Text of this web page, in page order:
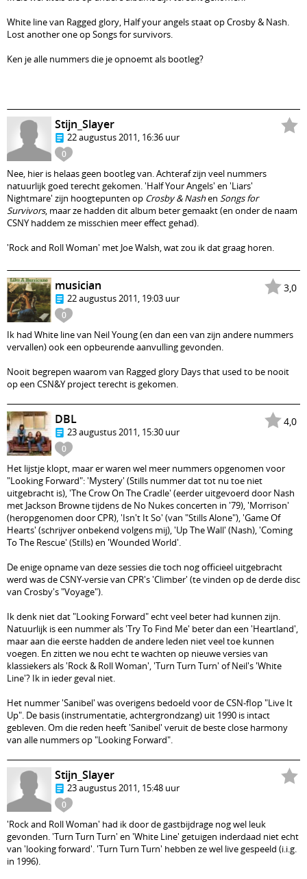
White line van Ragged glory, Half your angels staat op Crosby & Nash.
Lost another one op Songs for survivors.
Ken je alle nummers die je opnoemt als bootleg?
0
Stijn_Slayer
22 augustus 2011, 16:36 uur
Nee, hier is helaas geen bootleg van. Achteraf zijn veel nummers
natuurlijk goed terecht gekomen. 'Half Your Angels' en 'Liars'
Nightmare' zijn hoogtepunten op Crosby & Nashen Songs for
Survivors, maar ze hadden dit album beter gemaakt (en onder de naam
CSNY haddem ze misschien meer effect gehad).
'Rock and Roll Woman' met Joe Walsh, wat zou ik dat graag horen.
3,0
0
musician
22 augustus 2011, 19:03 uur
Ik had White line van Neil Young (en dan een van zijn andere nummers
vervallen) ook een opbeurende aanvulling gevonden.
Nooit begrepen waarom van Ragged glory Days that used to be nooit
op een CSN&Y project terecht is gekomen.
4,0
0
DBL
23 augustus 2011, 15:30 uur
Het lijstje klopt, maar er waren wel meer nummers opgenomen voor
"Looking Forward": 'Mystery' (Stills nummer dat tot nu toe niet
uitgebracht is), 'The Crow On The Cradle' (eerder uitgevoerd door Nash
met Jackson Browne tijdens de No Nukes concerten in '79), 'Morrison'
(heropgenomen door CPR), 'Isn't It So' (van "Stills Alone"), 'Game Of
Hearts' (schrijver onbekend volgens mij), 'Up The Wall' (Nash), 'Coming
To The Rescue' (Stills) en 'Wounded World'.
De enige opname van deze sessies die toch nog officieel uitgebracht
werd was de CSNY-versie van CPR's 'Climber' (te vinden op de derde disc
van Crosby's "Voyage").
Ik denk niet dat "Looking Forward" echt veel beter had kunnen zijn.
Natuurlijk is een nummer als 'Try To Find Me' beter dan een 'Heartland',
maar aan die eerste hadden de andere leden niet veel toe kunnen
voegen. En zitten we nou echt te wachten op nieuwe versies van
klassiekers als 'Rock & Roll Woman', 'Turn Turn Turn' of Neil's 'White
Line'? Ik in ieder geval niet.
Het nummer 'Sanibel' was overigens bedoeld voor de CSN-flop "Live It
Up". De basis (instrumentatie, achtergrondzang) uit 1990 is intact
gebleven. Om die reden heeft 'Sanibel' veruit de beste close harmony
van alle nummers op "Looking Forward".
0
Stijn_Slayer
23 augustus 2011, 15:48 uur
'Rock and Roll Woman' had ik door de gastbijdrage nog wel leuk
gevonden. 'Turn Turn Turn' en 'White Line' getuigen inderdaad niet echt
van 'looking forward'. 'Turn Turn Turn' hebben ze wel live gespeeld (i.i.g.
in 1996).